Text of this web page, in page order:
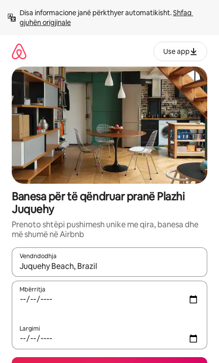
përmbajtja
Disa informacione janë përkthyer automatikisht. Shfaq
gjuhën origjinale
Use app
Banesa për të qëndruar pranë Plazhi
Juquehy
Prenoto shtëpi pushimesh unike me qira, banesa dhe
më shumë në Airbnb
Vendndodhja
Kur rezultatet të jenë të disponueshme, lëviz me butonat e
Mbërritja
Largimi